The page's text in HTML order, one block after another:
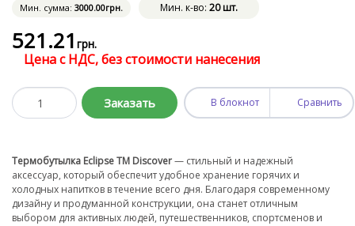
Мин. сумма: 3000.00грн. Мин. к-во: 20 шт.
521.21 грн.
Цена с НДС, без стоимости нанесения
Заказать В блокнот Сравнить
Термобутылка Eclipse TM Discover— стильный и надежный
аксессуар, который обеспечит удобное хранение горячих и
холодных напитков в течение всего дня. Благодаря современному
дизайну и продуманной конструкции, она станет отличным
выбором для активных людей, путешественников, спортсменов и